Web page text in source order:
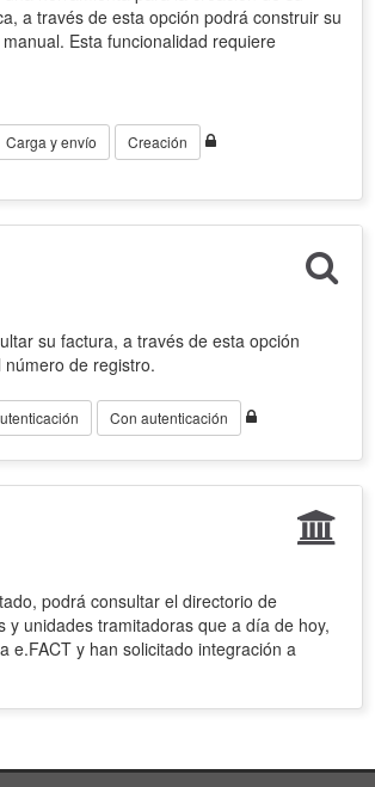
a través de esta opción podrá construir su
Esta funcionalidad requiere
Carga y envío Creación
su factura, a través de esta opción
de registro.
Con autenticación
podrá consultar el directorio de
y unidades tramitadoras que a día de hoy,
e.FACT y han solicitado integración a